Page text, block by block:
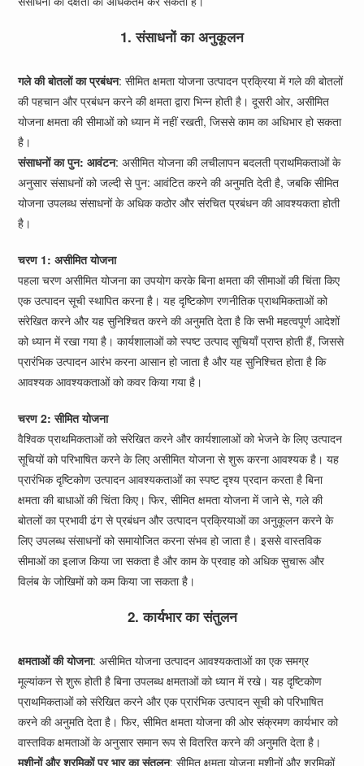
1. संसाधनों का अनुकूलन
गले की बोतलों का प्रबंधन: सीमित क्षमता योजना उत्पादन प्रक्रिया में गले की बोतलों
की पहचान और प्रबंधन करने की क्षमता द्वारा भिन्न होती है। दूसरी ओर, असीमित
योजना क्षमता की सीमाओं को ध्यान में नहीं रखती, जिससे काम का अधिभार हो सकता
है।
संसाधनों का पुन: आवंटन: असीमित योजना की लचीलापन बदलती प्राथमिकताओं के
अनुसार संसाधनों को जल्दी से पुन: आवंटित करने की अनुमति देती है, जबकि सीमित
योजना उपलब्ध संसाधनों के अधिक कठोर और संरचित प्रबंधन की आवश्यकता होती
है।
चरण 1: असीमित योजना
पहला चरण असीमित योजना का उपयोग करके बिना क्षमता की सीमाओं की चिंता किए
एक उत्पादन सूची स्थापित करना है। यह दृष्टिकोण रणनीतिक प्राथमिकताओं को
संरेखित करने और यह सुनिश्चित करने की अनुमति देता है कि सभी महत्वपूर्ण आदेशों
को ध्यान में रखा गया है। कार्यशालाओं को स्पष्ट उत्पाद सूचियाँ प्राप्त होती हैं, जिससे
प्रारंभिक उत्पादन आरंभ करना आसान हो जाता है और यह सुनिश्चित होता है कि
आवश्यक आवश्यकताओं को कवर किया गया है।
चरण 2: सीमित योजना
वैश्विक प्राथमिकताओं को संरेखित करने और कार्यशालाओं को भेजने के लिए उत्पादन
सूचियों को परिभाषित करने के लिए असीमित योजना से शुरू करना आवश्यक है। यह
प्रारंभिक दृष्टिकोण उत्पादन आवश्यकताओं का स्पष्ट दृश्य प्रदान करता है बिना
क्षमता की बाधाओं की चिंता किए। फिर, सीमित क्षमता योजना में जाने से, गले की
बोतलों का प्रभावी ढंग से प्रबंधन और उत्पादन प्रक्रियाओं का अनुकूलन करने के
लिए उपलब्ध संसाधनों को समायोजित करना संभव हो जाता है। इससे वास्तविक
सीमाओं का इलाज किया जा सकता है और काम के प्रवाह को अधिक सुचारू और
विलंब के जोखिमों को कम किया जा सकता है।
2. कार्यभार का संतुलन
क्षमताओं की योजना: असीमित योजना उत्पादन आवश्यकताओं का एक समग्र
मूल्यांकन से शुरू होती है बिना उपलब्ध क्षमताओं को ध्यान में रखे। यह दृष्टिकोण
प्राथमिकताओं को संरेखित करने और एक प्रारंभिक उत्पादन सूची को परिभाषित
करने की अनुमति देता है। फिर, सीमित क्षमता योजना की ओर संक्रमण कार्यभार को
वास्तविक क्षमताओं के अनुसार समान रूप से वितरित करने की अनुमति देता है।
मशीनों और श्रमिकों पर भार का संतुलन: सीमित क्षमता योजना मशीनों और श्रमिकों